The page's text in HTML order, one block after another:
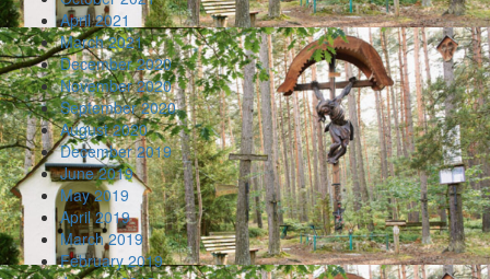
April 2021
March 2021
December 2020
November 2020
September 2020
August 2020
December 2019
June 2019
May 2019
April 2019
March 2019
February 2019